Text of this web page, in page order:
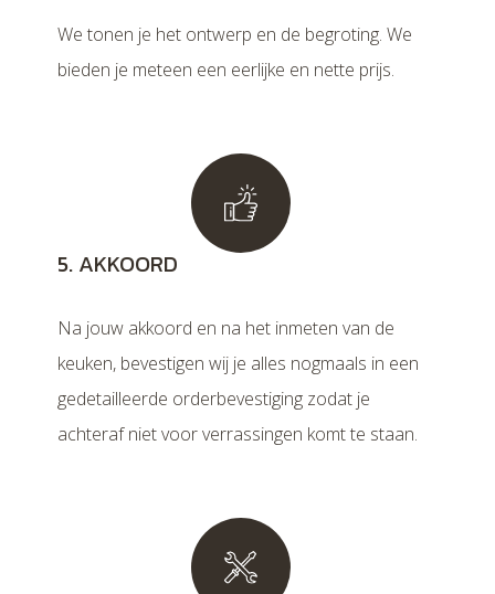
We tonen je het ontwerp en de begroting. We
bieden je meteen een eerlijke en nette prijs.
5. AKKOORD
Na jouw akkoord en na het inmeten van de
keuken, bevestigen wij je alles nogmaals in een
gedetailleerde orderbevestiging zodat je
achteraf niet voor verrassingen komt te staan.